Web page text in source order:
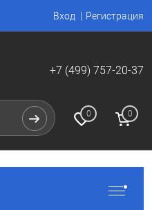
Вход Регистрация
+7 (499) 757-20-37
0 0